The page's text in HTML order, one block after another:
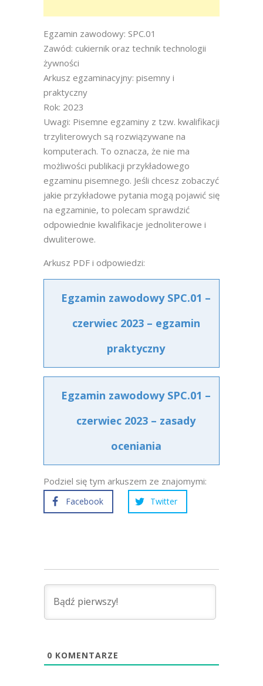
Egzamin zawodowy: SPC.01
Zawód: cukiernik oraz technik technologii
żywności
Arkusz egzaminacyjny: pisemny i
praktyczny
Rok: 2023
Uwagi: Pisemne egzaminy z tzw. kwalifikacji
trzyliterowych są rozwiązywane na
komputerach. To oznacza, że nie ma
możliwości publikacji przykładowego
egzaminu pisemnego. Jeśli chcesz zobaczyć
jakie przykładowe pytania mogą pojawić się
na egzaminie, to polecam sprawdzić
odpowiednie kwalifikacje jednoliterowe i
dwuliterowe.
Arkusz PDF i odpowiedzi:
Egzamin zawodowy SPC.01 –
czerwiec 2023 – egzamin
praktyczny
Egzamin zawodowy SPC.01 –
czerwiec 2023 – zasady
oceniania
Podziel się tym arkuszem ze znajomymi:
Facebook Twitter
0 KOMENTARZE